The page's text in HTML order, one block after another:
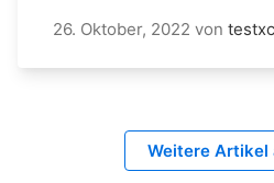
26. Oktober, 2022 von
Weitere Artikel